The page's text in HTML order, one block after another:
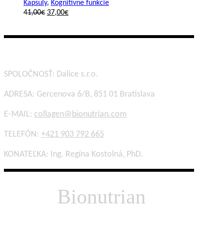
Kapsuly, Kognitívne funkcie
41,00€ Pôvodná
37,00€Aktuálna
SPOLOČNOSŤ: Dalice s.r.o.
ADRESA: Gercenova 6/B, 851 01 Bratislava
E-MAIL: collagen@bionutrian.com
TELEFÓN: +421 903 792 665
KONATEĽKA: Ing. Regína Kostolná, PhD.
Bionutrian